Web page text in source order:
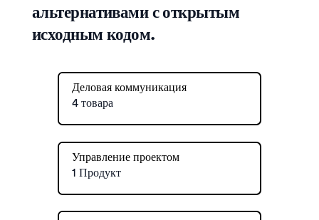
альтернативами с открытым
исходным кодом.
Деловая коммуникация
4 товара
Управление проектом
1 Продукт